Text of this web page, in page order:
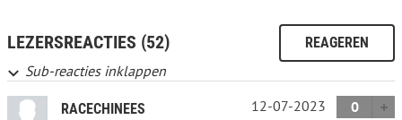
LEZERSREACTIES (52) REAGEREN
Sub-reacties inklappen
RACECHINEES 12-07-2023
0